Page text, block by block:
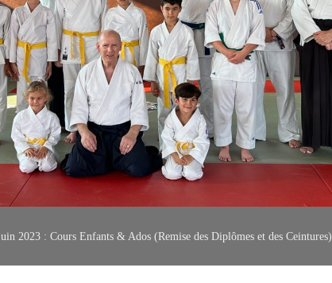
2023 : Cours Enfants & Ados (Remise des Diplômes et des Ceintures)